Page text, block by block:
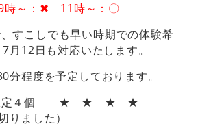
～：✖ 11時～：〇
すこしでも早い時期での体験希
月12日も対応いたします。
分程度を予定しております。
：限定４個 ★ ★ ★ ★
りました）